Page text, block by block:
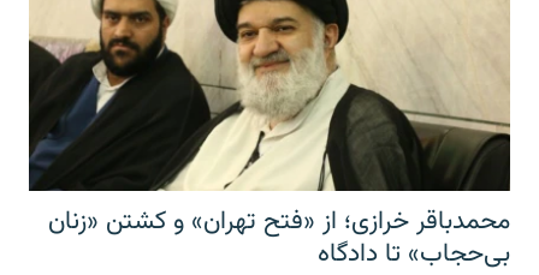
محمدباقر خرازی؛ از «فتح تهران» و کشتن «زنان
بی‌حجاب» تا دادگاه